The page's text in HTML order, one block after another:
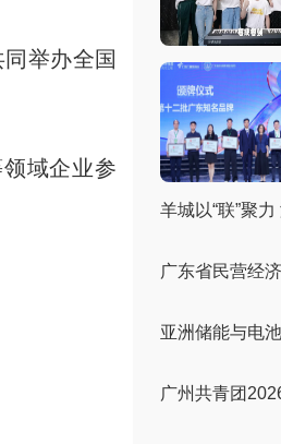
举办全国
域企业参
羊城以“联”聚
广东省民营经
亚洲储能与电
广州共青团